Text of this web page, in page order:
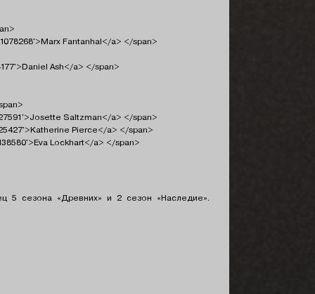
Fantanhal</a> </span>
Ash</a> </span>
Saltzman</a> </span>
Pierce</a> </span>
Lockhart</a> </span>
5 сезона «Древних» и 2 сезон «Наследие».